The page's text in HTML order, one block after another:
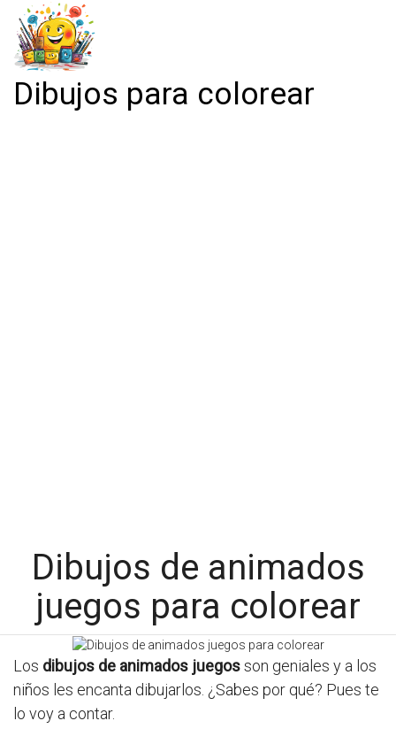
Dibujos para colorear
Dibujos de animados
juegos para colorear
Los dibujos de animados juegosson geniales y a los
niños les encanta dibujarlos. ¿Sabes por qué? Pues te
lo voy a contar.